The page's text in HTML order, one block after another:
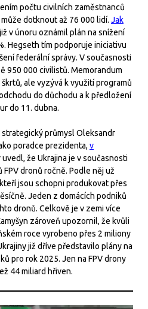
počtu civilních zaměstnanců
dotknout až 76 000 lidí. Jak
v únoru oznámil plán na snížení
Hegseth tím podporuje iniciativu
federální správy. V současnosti
950 000 civilistů. Memorandum
ale vyzývá k využití programů
do důchodu a k předložení
do 11. dubna.
průmysl Oleksandr
poradce prezidenta, v
uvedl, že Ukrajina je v současnosti
dronů ročně. Podle něj už
jsou schopni produkovat přes
Jeden z domácích podniků
dronů. Celkově je v zemi více
zároveň upozornil, že kvůli
roce vyrobeno přes 2 miliony
již dříve představilo plány na
pro rok 2025. Jen na FPV drony
44 miliard hřiven.